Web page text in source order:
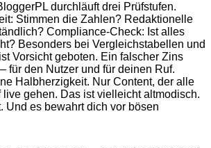
durchläuft drei Prüfstufen.
Stimmen die Zahlen? Redaktionelle
Compliance-Check: Ist alles
Besonders bei Vergleichstabellen und
Vorsicht geboten. Ein falscher Zins
für den Nutzer und für deinen Ruf.
Halbherzigkeit. Nur Content, der alle
live gehen. Das ist vielleicht altmodisch.
Und es bewahrt dich vor bösen